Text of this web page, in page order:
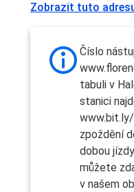
Zobrazit tuto
Číslo
tabuli v
stanici
zpoždění
dobou
můžete
v našem